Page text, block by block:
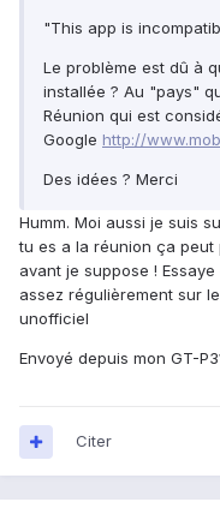
"This app is
Le problème est dû à
installée ? Au "pays"
Réunion qui est
Google http://
Des idées ? Merci
Humm. Moi aussi je suis
tu es a la réunion ça peut
avant je suppose !
assez régulièrement sur
unofficiel
Envoyé depuis mon GT-
Citer